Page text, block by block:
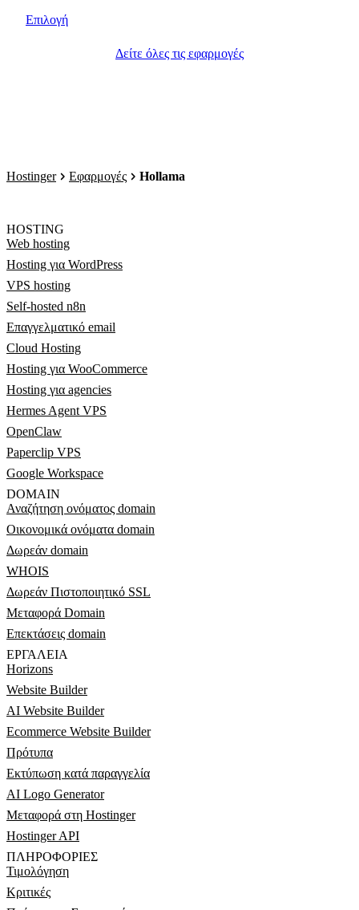
Επιλογή
Δείτε όλες τις εφαρμογές
Hostinger Εφαρμογές Hollama
HOSTING
Web hosting
Hosting για WordPress
VPS hosting
Self-hosted n8n
Επαγγελματικό email
Cloud Hosting
Hosting για WooCommerce
Hosting για agencies
Hermes Agent VPS
OpenClaw
Paperclip VPS
Google Workspace
DOMAIN
Αναζήτηση ονόματος domain
Οικονομικά ονόματα domain
Δωρεάν domain
WHOIS
Δωρεάν Πιστοποιητικό SSL
Μεταφορά Domain
Επεκτάσεις domain
ΕΡΓΑΛΕΊΑ
Horizons
Website Builder
AI Website Builder
Ecommerce Website Builder
Πρότυπα
Εκτύπωση κατά παραγγελία
AI Logo Generator
Μεταφορά στη Hostinger
Hostinger API
ΠΛΗΡΟΦΟΡΊΕΣ
Τιμολόγηση
Κριτικές